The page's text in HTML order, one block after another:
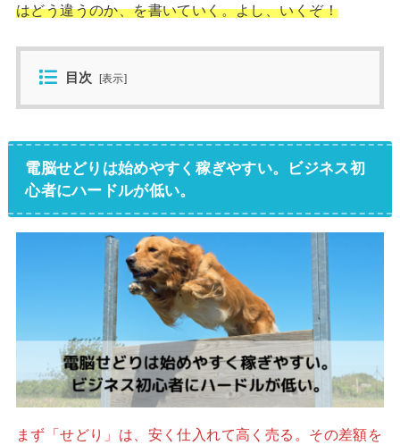
はどう違うのか、を書いていく。よし、いくぞ！
目次 [表示]
電脳せどりは始めやすく稼ぎやすい。ビジネス初
心者にハードルが低い。
まず「せどり」は、安く仕入れて高く売る。その差額を